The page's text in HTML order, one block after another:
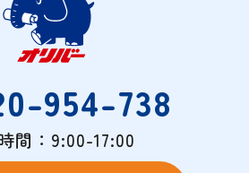
954-738
間：9:00-17:00
物件概要
-